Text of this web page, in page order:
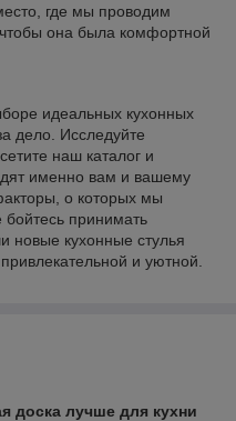
где мы проводим
она была комфортной
идеальных кухонных
дело. Исследуйте
наш каталог и
именно вам и вашему
о которых мы
бойтесь принимать
новые кухонные стулья
и уютной.
доска лучше для кухни